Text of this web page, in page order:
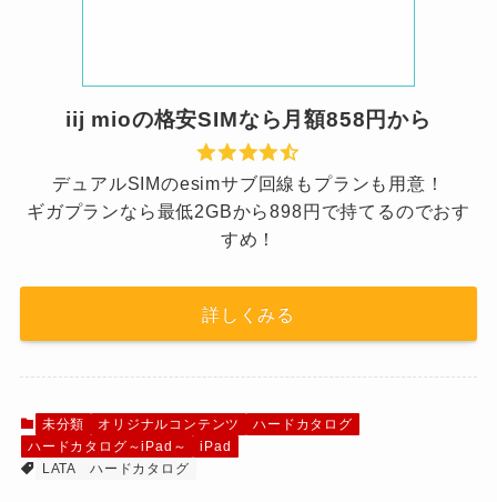
iij mioの格安SIMなら月額858円から
デュアルSIMのesimサブ回線もプランも用意！
ギガプランなら最低2GBから898円で持てるのでおす
すめ！
詳しくみる
未分類 オリジナルコンテンツ
ハードカタログ
ハードカタログ～iPad～
iPad
LATA
ハードカタログ